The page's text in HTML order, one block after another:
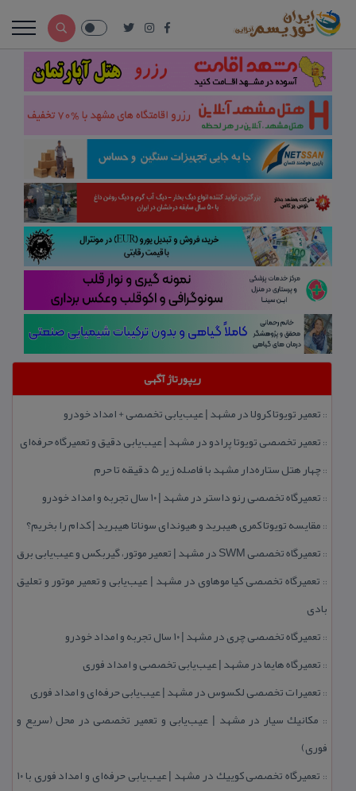
ریپورتاژ آگهی
:: تعمیر تویوتا كرولا در مشهد | عیب‌یابی تخصصی + امداد خودرو
:: تعمیر تخصصی تویوتا پرادو در مشهد | عیب‌یابی دقیق و تعمیرگاه حرفه‌ای
::چهار هتل‌ ستاره‌دار مشهد با فاصله زیر 5 دقیقه تا حرم
:: تعمیرگاه تخصصی رنو داستر در مشهد | ۱۰ سال تجربه و امداد خودرو
:: مقایسه تویوتا كمری هیبرید و هیوندای سوناتا هیبرید | كدام را بخریم؟
:: تعمیرگاه تخصصی SWM در مشهد | تعمیر موتور، گیربكس و عیب‌یابی برق
:: تعمیرگاه تخصصی كیا موهاوی در مشهد | عیب‌یابی و تعمیر موتور و تعلیق
بادی
:: تعمیرگاه تخصصی چری در مشهد | ۱۰ سال تجربه و امداد خودرو
:: تعمیرگاه هایما در مشهد | عیب‌یابی تخصصی و امداد فوری
:: تعمیرات تخصصی لكسوس در مشهد | عیب‌یابی حرفه‌ای و امداد فوری
:: مكانیك سیار در مشهد | عیب‌یابی و تعمیر تخصصی در محل (سریع و
فوری)
::
تعمیرگاه تخصصی كوییك در مشهد | عیب‌یابی حرفه‌ای و امداد فوری با ۱۰